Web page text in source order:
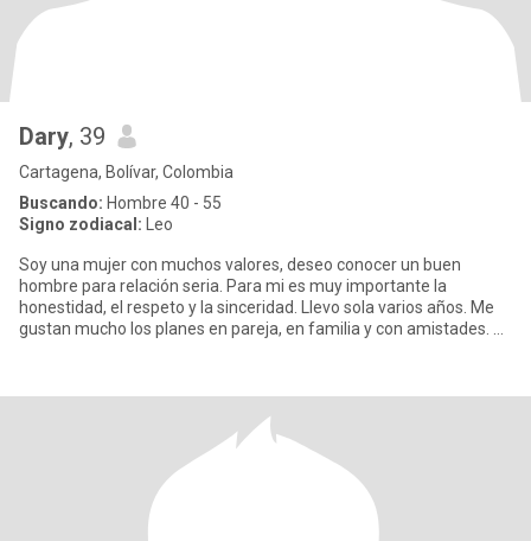
Dary, 39
Cartagena, Bolívar, Colombia
Buscando: Hombre 40 - 55
Signo zodiacal: Leo
Soy una mujer con muchos valores, deseo conocer un buen
hombre para relación seria. Para mi es muy importante la
honestidad, el respeto y la sinceridad. Llevo sola varios años. Me
gustan mucho los planes en pareja, en familia y con amistades. SI